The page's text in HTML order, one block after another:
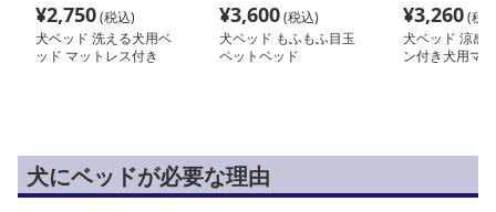
¥2,750(税込)
犬ベッド 洗える犬用ベ
ッド マットレス付き
¥3,600(税込)
犬ベッド もふもふ目玉
ペットベッド
¥3,260(税
犬ベッド 涼感
ン付き犬用マ
犬にベッドが必要な理由